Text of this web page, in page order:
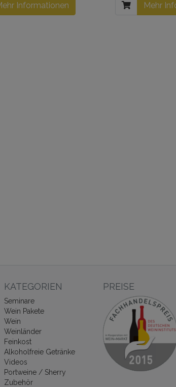
Informationen Mehr
KATEGORIEN
Seminare
Wein Pakete
Wein
Weinländer
Feinkost
Alkoholfreie Getränke
Videos
Portweine / Sherry
Zubehör
PREISE